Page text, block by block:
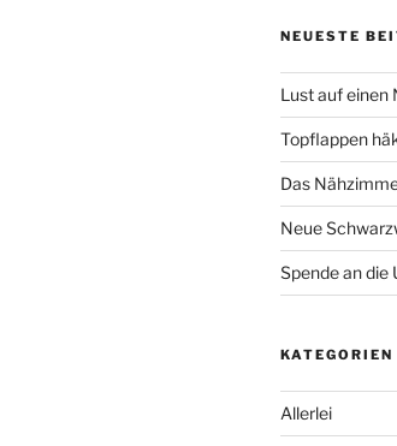
NEUESTE
Lust auf einen
Topflappen
Das
Neue
Spende an die
KATEGORIEN
Allerlei